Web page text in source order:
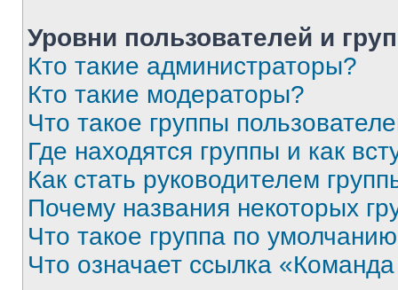
Уровни пользователей и
Кто такие администраторы?
Кто такие модераторы?
Что такое группы
Где находятся группы и как
Как стать руководителем
Почему названия некоторых
Что такое группа по
Что означает ссылка